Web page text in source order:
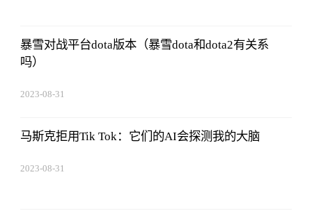
暴雪对战平台dota版本（暴雪dota和dota2有关系
吗）
2023-08-31
马斯克拒用Tik Tok：它们的AI会探测我的大脑
2023-08-31